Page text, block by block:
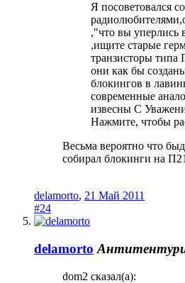
Я посоветовался
,"что вы уперлись
,ищите старые
транзисторы типа
они как бы
блокингов в
современные
извесны С
Нажмите, чтобы
Весьма вероятно что
собирал блокинги на
delamorto, 21 Май 2011
#24
delamorto
dom2 сказал(а):